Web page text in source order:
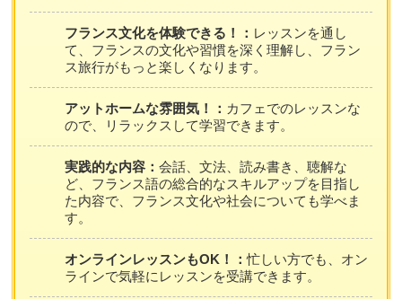
フランス文化を体験できる！： レッスンを通し
て、フランスの文化や習慣を深く理解し、フラン
ス旅行がもっと楽しくなります。
アットホームな雰囲気！： カフェでのレッスンな
ので、リラックスして学習できます。
実践的な内容：会話、文法、読み書き、聴解な
ど、フランス語の総合的なスキルアップを目指し
た内容で、フランス文化や社会についても学べま
す。
オンラインレッスンもOK！：忙しい方でも、オン
ラインで気軽にレッスンを受講できます。